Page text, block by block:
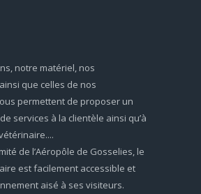
notre matériel, nos
que celles de nos
permettent de proposer un
services à la clientèle ainsi qu’à
de l’Aéropôle de Gosselies, le
est facilement accessible et
aisé à ses visiteurs.